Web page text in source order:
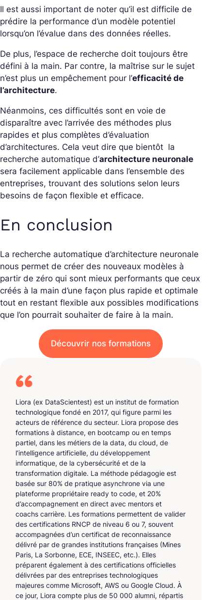
Il est aussi important de noter qu’il est difficile de
prédire la performance d’un modèle potentiel
lorsqu’on l’évalue dans des données réelles.
De plus, l’espace de recherche doit toujours être
défini à la main. Par contre, la maîtrise sur le sujet
n’est plus un empêchement pour l’efficacité de
l’architecture.
Néanmoins, ces difficultés sont en voie de
disparaître avec l’arrivée des méthodes plus
rapides et plus complètes d’évaluation
d’architectures. Cela veut dire que bientôt la
recherche automatique d’architecture neuronale
sera facilement applicable dans l’ensemble des
entreprises, trouvant des solutions selon leurs
besoins de façon flexible et efficace.
En conclusion
La recherche automatique d’architecture neuronale
nous permet de créer des nouveaux modèles à
partir de zéro qui sont mieux performants que ceux
créés à la main d’une façon plus rapide et optimale
tout en restant flexible aux possibles modifications
que l’on pourrait souhaiter de faire à la main.
Découvrir nos formations
Liora (ex DataScientest) est un institut de formation
technologique fondé en 2017, qui figure parmi les
acteurs de référence du secteur. Liora propose des
formations à distance, en bootcamp ou en temps
partiel, dans les métiers de la data, du cloud, de
l’intelligence artificielle, du développement
informatique, de la cybersécurité et de la
transformation digitale. La méthode pédagogie est
basée sur 80% de pratique asynchrone via une
plateforme propriétaire ready to code, et 20%
d’accompagnement en direct avec mentors et
coachs carrière. Les formations permettent de valider
des certifications RNCP de niveau 6 ou 7, souvent
accompagnées d’un certificat de reconnaissance
délivré par de grandes institutions françaises (Mines
Paris, La Sorbonne, ECE, INSEEC, etc.). Elles
préparent également à des certifications officielles
délivrées par des entreprises technologiques
majeures comme Microsoft, AWS ou Google Cloud. À
ce jour, Liora compte plus de 50 000 alumni, répartis